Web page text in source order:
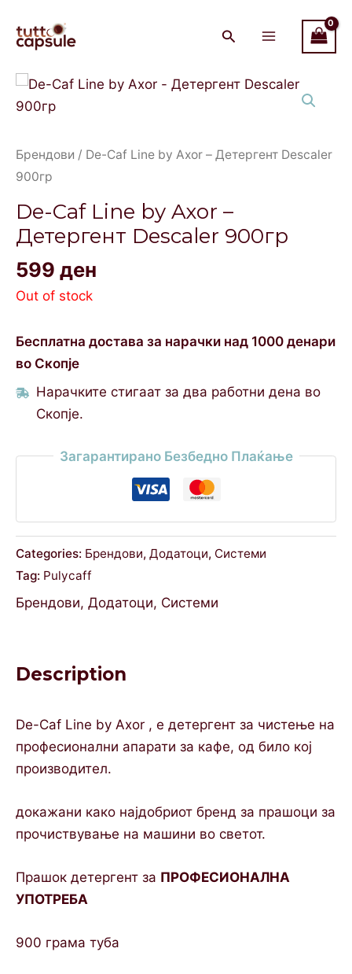
content
Main
Menu
Брендови / De-Caf Line by Axor – Детергент Descaler
900гр
De-Caf Line by Axor –
Детергент Descaler 900гр
599 ден
Out of stock
Бесплатна достава за нарачки над 1000 денари
во Скопје
Нарачките стигаат за два работни дена во
Скопје.
Загарантирано Безбедно Плаќање
Categories: Брендови, Додатоци, Системи
Tag: Pulycaff
Брендови, Додатоци, Системи
Description
De-Caf Line by Axor , е детергент за чистење на
професионални апарати за кафе, од било кој
производител.
докажани како најдобриот бренд за прашоци за
прочиствување на машини во светот.
Прашок детергент за ПРОФЕСИОНАЛНА
УПОТРЕБА
900 грама туба